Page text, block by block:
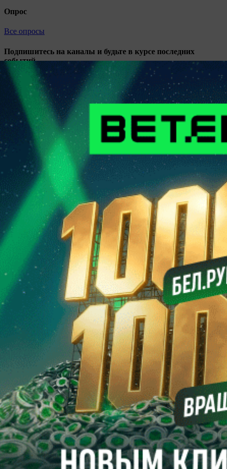
Опрос
Все опросы
Подпишитесь на каналы и будьте в курсе последних
событий
Facebook
Telegram
Vkontakte
Twitter
ЧИТАЙТЕ В СВЕЖЕМ НОМЕРЕ ГАЗЕТЫ ОТ 4
АВГУСТА 2026 ГОДА
Сергей СЕЛИВАНОВ
Футбол. Betera-высшая лига. Особое мнение. Место для
шага…
Во время открытого до девятого августа трансферного окна в
Betera-высшей лиге уже совершено немало взаимовыгодных
сделок, но особняком выглядит возвращение в Могилев
Кирилла Цепенкова. Один из наиболее одаренных
футболистов Беларуси, рожденных в XXI веке, вернулся в
альма-матер, где старательно постигал футбольное искусство
в специализированной школе “Днепра”.
Александр КАНАНОВИЧ